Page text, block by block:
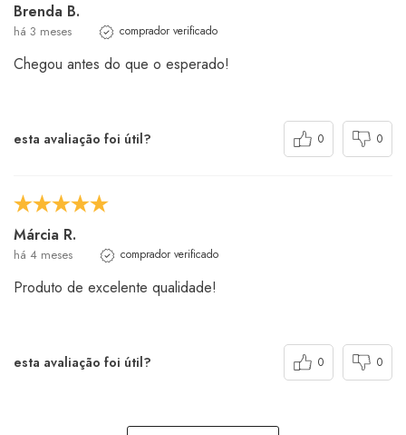
Brenda B.
há 3 meses comprador verificado
Chegou antes do que o esperado!
esta avaliação foi útil? 0 0
Márcia R.
há 4 meses comprador verificado
Produto de excelente qualidade!
esta avaliação foi útil? 0 0